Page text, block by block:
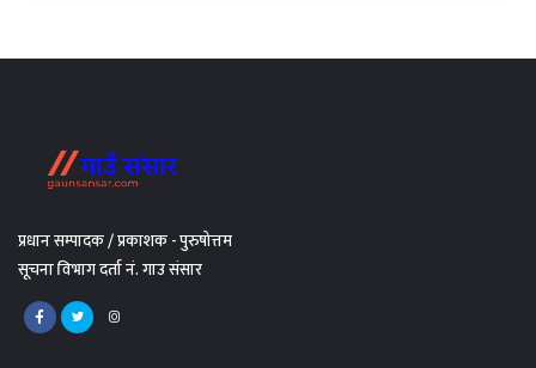
प्रधान सम्पादक / प्रकाशक - पुरुषोत्तम
सूचना विभाग दर्ता नं. गाउ संसार